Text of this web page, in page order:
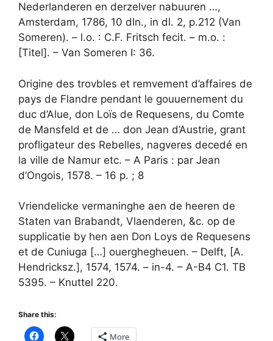
Nederlanderen en derzelver nabuuren …,
Amsterdam, 1786, 10 dln., in dl. 2, p.212 (Van
Someren). – l.o. : C.F. Fritsch fecit. – m.o. :
[Titel]. – Van Someren I: 36.
Origine des trovbles et remvement d’affaires de
pays de Flandre pendant le gouuernement du
duc d’Alue, don Loïs de Requesens, du Comte
de Mansfeld et de … don Jean d’Austrie, grant
profligateur des Rebelles, nagveres decedé en
la ville de Namur etc. – A Paris : par Jean
d’Ongois, 1578. – 16 p. ; 8
Vriendelicke vermaninghe aen de heeren de
Staten van Brabandt, Vlaenderen, &c. op de
supplicatie by hen aen Don Loys de Requesens
et de Cuniuga […] ouerghegheuen. – Delft, [A.
Hendricksz.], 1574, 1574. – in-4. – A-B4 C1. TB
5395. – Knuttel 220.
Share this:
More